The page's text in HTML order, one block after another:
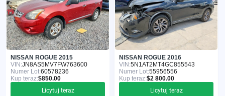
NISSAN ROGUE 2015
VIN:JN8AS5MV7FW763600
Numer Lot:60578236
Kup teraz:$850.00
Licytuj teraz
NISSAN ROGUE 2016
VIN:5N1AT2MT4GC855543
Numer Lot:55956556
Kup teraz:$2 800.00
Licytuj teraz